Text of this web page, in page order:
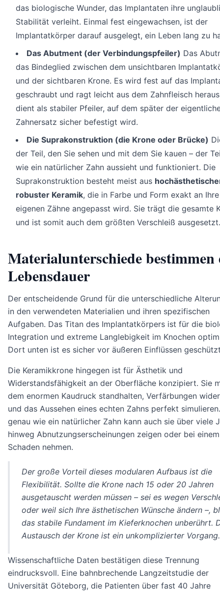
das biologische Wunder, das Implantaten ihre
Stabilität verleiht. Einmal fest eingewachsen, ist der
Implantatkörper darauf ausgelegt, ein Leben lang zu
Das Abutment (der Verbindungspfeiler) Das
das Bindeglied zwischen dem unsichtbaren
und der sichtbaren Krone. Es wird fest auf das
geschraubt und ragt leicht aus dem Zahnfleisch
dient als stabiler Pfeiler, auf dem später der
Zahnersatz sicher befestigt wird.
Die Suprakonstruktion (die Krone oder Brücke)
der Teil, den Sie sehen und mit dem Sie kauen – der
wie ein natürlicher Zahn aussieht und funktioniert. Die
Suprakonstruktion besteht meist aus
robuster Keramik, die in Farbe und Form exakt an Ihre
eigenen Zähne angepasst wird. Sie trägt die gesamte
und ist somit auch dem größten Verschleiß ausgesetzt.
Materialunterschiede bestimmen
Lebensdauer
Der entscheidende Grund für die unterschiedliche
in den verwendeten Materialien und ihren spezifischen
Aufgaben. Das Titan des Implantatkörpers ist für die
Integration und extreme Langlebigkeit im Knochen
Dort unten ist es sicher vor äußeren Einflüssen
Die Keramikkrone hingegen ist für Ästhetik und
Widerstandsfähigkeit an der Oberfläche konzipiert. Sie
dem enormen Kaudruck standhalten, Verfärbungen
und das Aussehen eines echten Zahns perfekt
genau wie ein natürlicher Zahn kann auch sie über viele
hinweg Abnutzungserscheinungen zeigen oder bei
Schaden nehmen.
Der große Vorteil dieses modularen Aufbaus ist die
Flexibilität. Sollte die Krone nach 15 oder 20 Jahren
ausgetauscht werden müssen – sei es wegen
oder weil sich Ihre ästhetischen Wünsche ändern –,
das stabile Fundament im Kieferknochen unberührt.
Austausch der Krone ist ein unkomplizierter Vorgang.
Wissenschaftliche Daten bestätigen diese Trennung
eindrucksvoll. Eine bahnbrechende Langzeitstudie der
Universität Göteborg, die Patienten über fast 40 Jahre